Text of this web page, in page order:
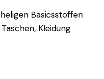
Basicsstoffen
Kleidung